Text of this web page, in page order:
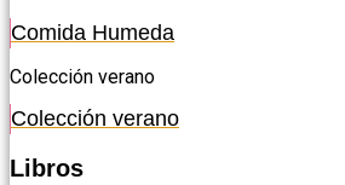
Comida Humeda
Colección verano
Colección verano
Libros